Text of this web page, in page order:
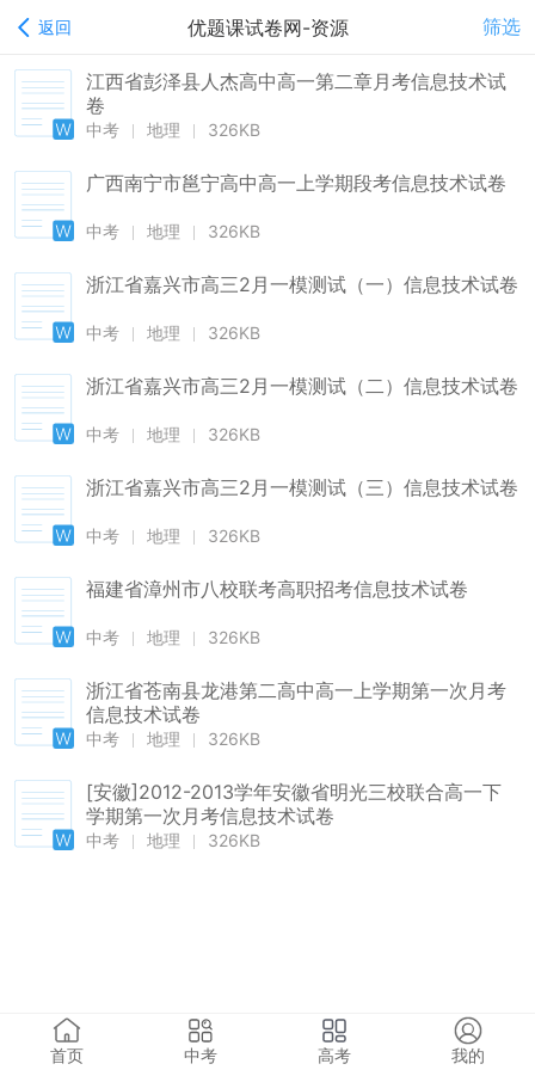
返回 优题课试卷网-资源 筛选
江西省彭泽县人杰高中高一第二章月考信息技术试
卷
中考 地理 326KB
广西南宁市邕宁高中高一上学期段考信息技术试卷
中考 地理 326KB
浙江省嘉兴市高三2月一模测试（一）信息技术试卷
中考 地理 326KB
浙江省嘉兴市高三2月一模测试（二）信息技术试卷
中考 地理 326KB
浙江省嘉兴市高三2月一模测试（三）信息技术试卷
中考 地理 326KB
福建省漳州市八校联考高职招考信息技术试卷
中考 地理 326KB
浙江省苍南县龙港第二高中高一上学期第一次月考
信息技术试卷
中考 地理 326KB
[安徽]2012-2013学年安徽省明光三校联合高一下
学期第一次月考信息技术试卷
中考 地理 326KB
首页 中考 高考 我的